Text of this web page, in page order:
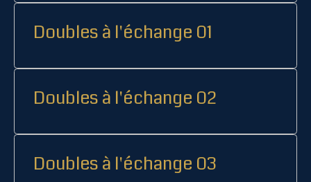
Doubles à l'échange 01
Doubles à l'échange 02
Doubles à l'échange 03